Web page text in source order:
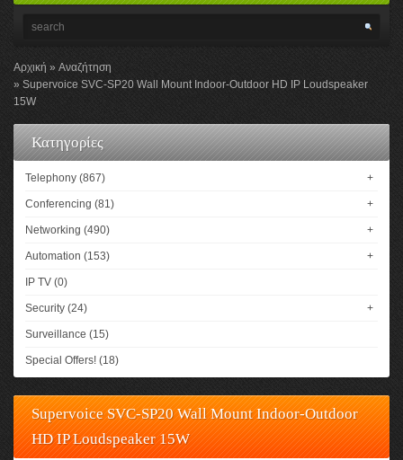
Αρχική
Αναζήτηση
Supervoice SVC-SP20 Wall Mount Indoor-Outdoor HD IP Loudspeaker
15W
Κατηγορίες
Telephony (867) +
Conferencing (81) +
Networking (490) +
Automation (153) +
IP TV (0)
Security (24) +
Surveillance (15)
Special Offers! (18)
Supervoice SVC-SP20 Wall Mount Indoor-Outdoor
HD IP Loudspeaker 15W